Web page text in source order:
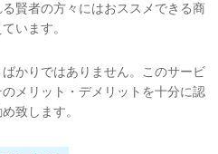
賢者の方々にはおススメできる商
います。
かりではありません。このサービ
メリット・デメリットを十分に認
致します。